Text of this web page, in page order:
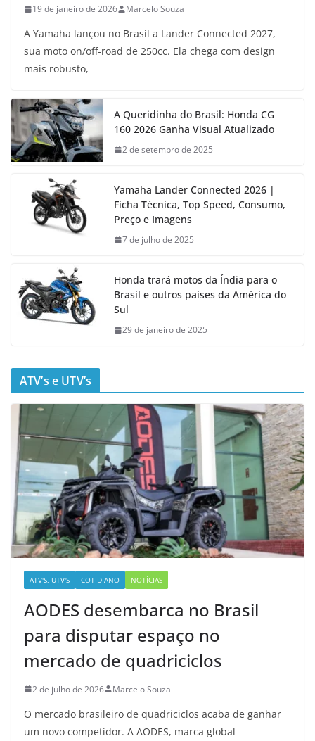
19 de janeiro de 2026 Marcelo Souza
A Yamaha lançou no Brasil a Lander Connected 2027,
sua moto on/off-road de 250cc. Ela chega com design
mais robusto,
A Queridinha do Brasil: Honda CG
160 2026 Ganha Visual Atualizado
2 de setembro de 2025
Yamaha Lander Connected 2026 |
Ficha Técnica, Top Speed, Consumo,
Preço e Imagens
7 de julho de 2025
Honda trará motos da Índia para o
Brasil e outros países da América do
Sul
29 de janeiro de 2025
ATV’s e UTV’s
ATV'S, UTV'S COTIDIANO NOTÍCIAS
AODES desembarca no Brasil
para disputar espaço no
mercado de quadriciclos
2 de julho de 2026 Marcelo Souza
O mercado brasileiro de quadriciclos acaba de ganhar
um novo competidor. A AODES, marca global